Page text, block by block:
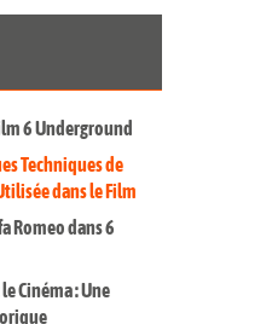
6 Underground
Techniques de
dans le Film
Romeo dans 6
Cinéma : Une